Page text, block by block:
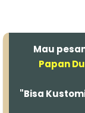
Mau
Papan
"Bisa